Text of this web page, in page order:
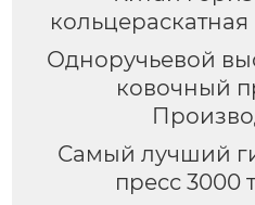
Одноручьевой
ковочный
Самый лучший
пресс 3000